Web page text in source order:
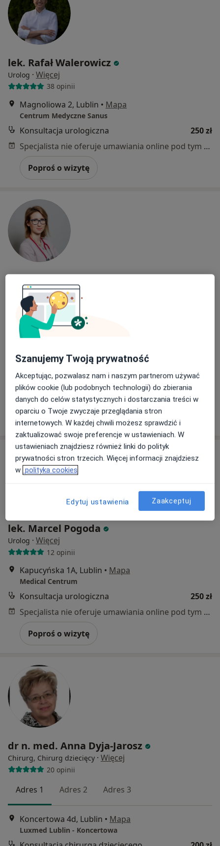
lek. Rafał Walerowicz
Urolog · Więcej
38 opinii
Magnoliowa 2, Lublin • Mapa
Centrum Medyczne Sanus
Konsultacja urologiczna
250 zł
Specjalista nie oferuje umawiania online pod tym adresem.
Poproś o wizytę
Pediatra·Więcej
330 opinii
Adres 1 Adres 2
Kapucyńska 1A, Lublin Mapa
Medical Centrum
Konsultacja pediatryczna
250 zł
Poproś o wizytę
lek. Marcel Pogoda
Urolog · Więcej
12 opinii
Kapucyńska 1A, Lublin • Mapa
Medical Centrum
Konsultacja urologiczna
250 zł
Specjalista nie oferuje umawiania online pod tym adresem.
Poproś o wizytę
dr n. med. Anna Dyja-Jarosz
Chirurg, Chirurg dziecięcy · Więcej
20 opinii
Adres 1 Adres 2 Adres 3
Koncertowa 4d, Lublin • Mapa
Luxmed Lublin - Koncertowa
Szanujemy Twoją prywatność
Akceptując, pozwalasz nam i naszym partnerom używać
plików cookie (lub podobnych technologii) do zbierania
danych do celów statystycznych i dostarczania treści w
oparciu o Twoje zwyczaje przeglądania stron
internetowych. W każdej chwili możesz sprawdzić i
zaktualizować swoje preferencje w ustawieniach. W
ustawieniach znajdziesz również linki do polityk
prywatności stron trzecich. Więcej informacji znajdziesz
w polityka cookies
Edytuj ustawienia Zaakceptuj